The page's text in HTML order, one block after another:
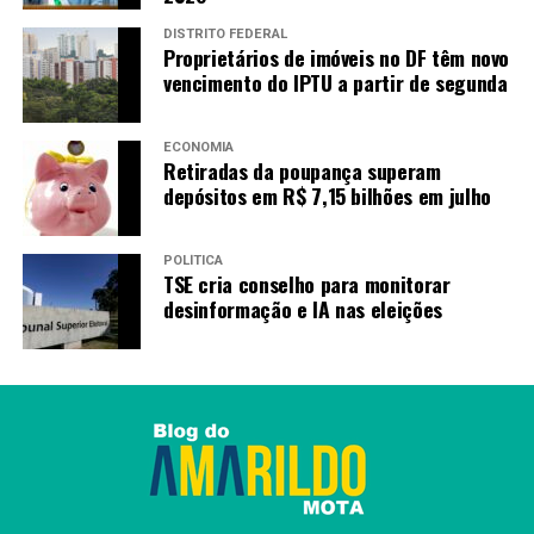
do Distrito Federal (IPEDF)
Fonte:Agência Brasilia
TAGS
PRÓXIMO
Agências do trabalhador têm mais de mil vagas abertas
nesta sexta-feira (29)
Desligamento programado de energia afetará o Paranoá
nesta sexta-feira (29)
DISTRITO FEDERAL
Proprietários de imóveis no DF têm novo
vencimento do IPTU a partir de segunda
ECONOMIA
Retiradas da poupança superam
depósitos em R$ 7,15 bilhões em julho
POLÍTICA
TSE cria conselho para monitorar
desinformação e IA nas eleições